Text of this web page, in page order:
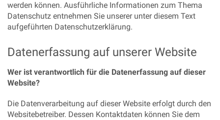
werden können. Ausführliche Informationen zum Thema
Datenschutz entnehmen Sie unserer unter diesem Text
aufgeführten Datenschutzerklärung.
Datenerfassung auf unserer Website
Wer ist verantwortlich für die Datenerfassung auf dieser
Website?
Die Datenverarbeitung auf dieser Website erfolgt durch den
Websitebetreiber. Dessen Kontaktdaten können Sie dem